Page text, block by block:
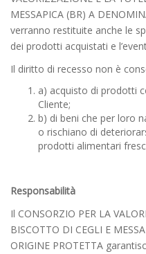
MESSAPICA (BR) A
verranno restituite anche le
dei prodotti acquistati e
Il diritto di recesso non è
a) acquisto di prodotti
Cliente;
b) di beni che per loro
o rischiano di
prodotti alimentari
Responsabilità
Il CONSORZIO PER LA
BISCOTTO DI CEGLI E
ORIGINE PROTETTA